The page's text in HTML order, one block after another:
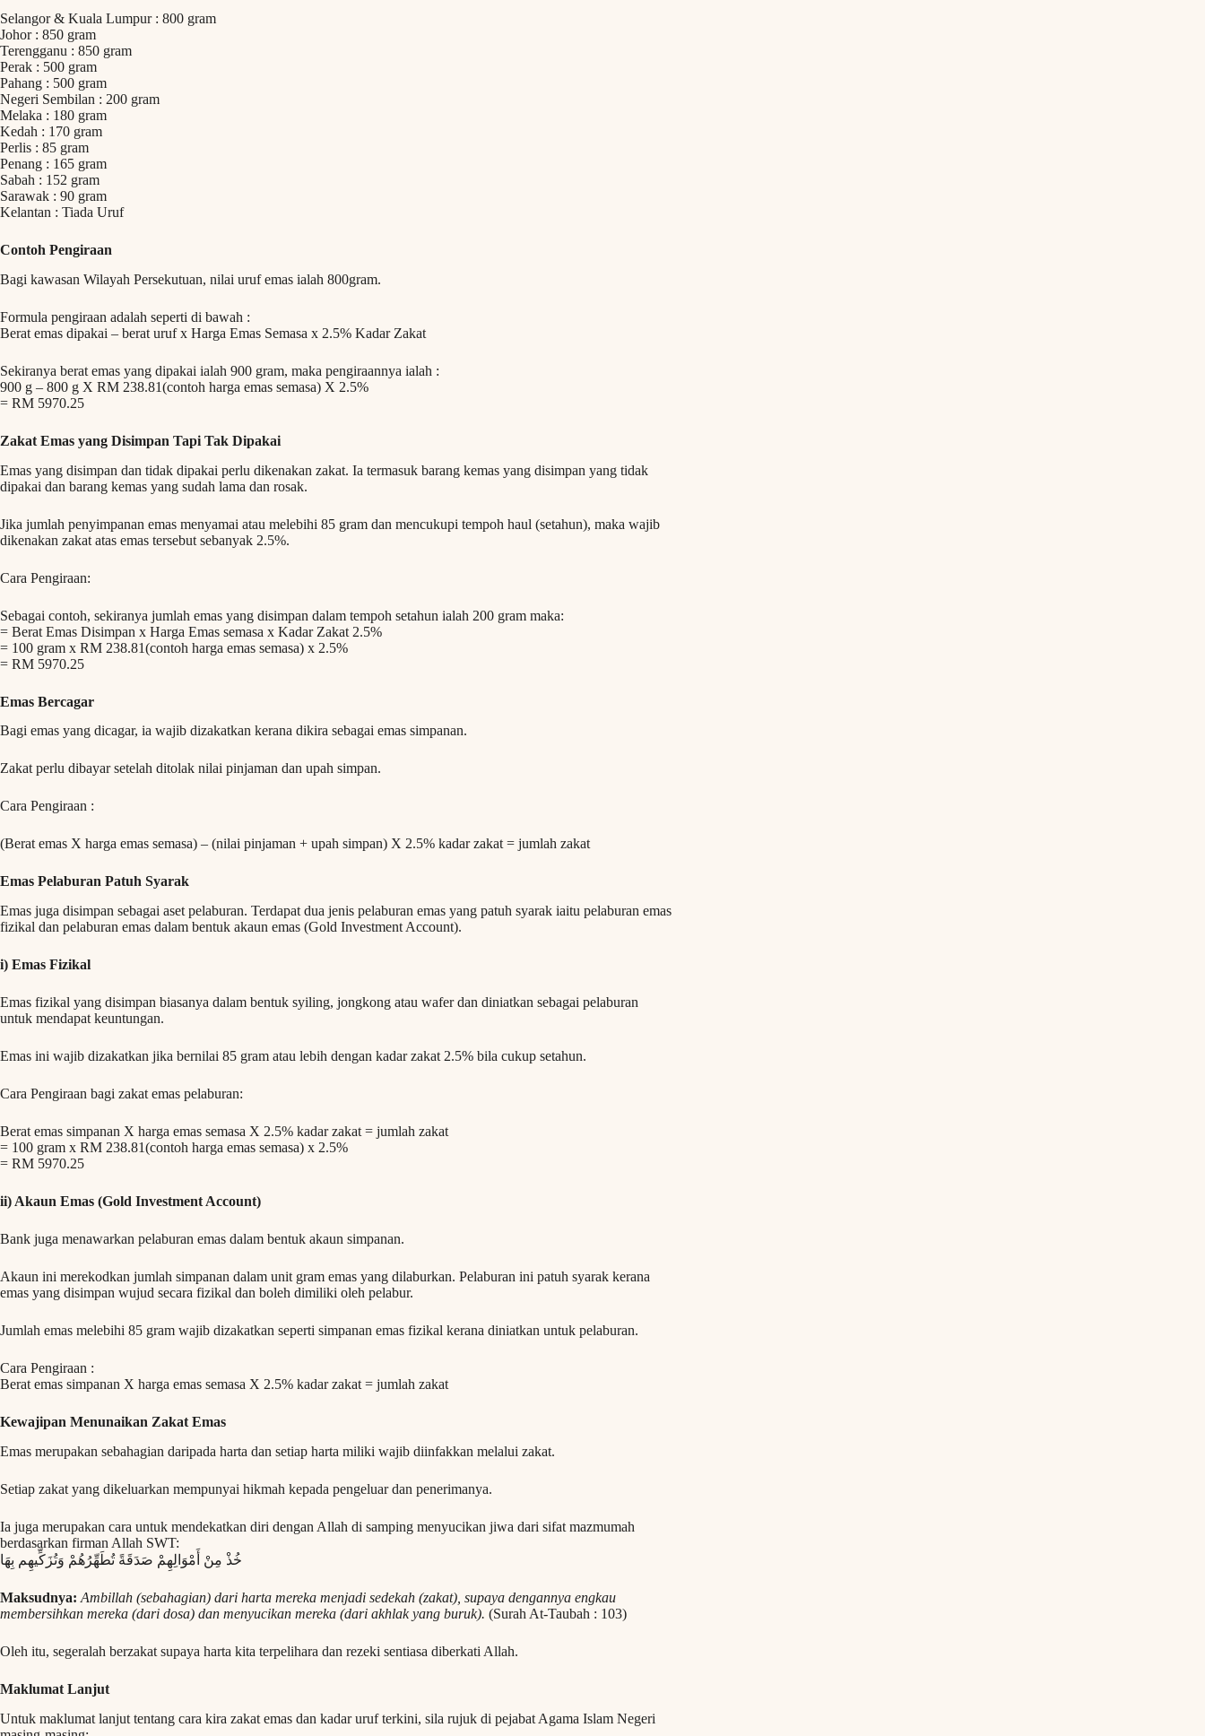
Selangor & Kuala Lumpur : 800 gram
Johor : 850 gram
Terengganu : 850 gram
Perak : 500 gram
Pahang : 500 gram
Negeri Sembilan : 200 gram
Melaka : 180 gram
Kedah : 170 gram
Perlis : 85 gram
Penang : 165 gram
Sabah : 152 gram
Sarawak : 90 gram
Kelantan : Tiada Uruf
Contoh Pengiraan
Bagi kawasan Wilayah Persekutuan, nilai uruf emas ialah 800gram.
Formula pengiraan adalah seperti di bawah :
Berat emas dipakai – berat uruf x Harga Emas Semasa x 2.5% Kadar Zakat
Sekiranya berat emas yang dipakai ialah 900 gram, maka pengiraannya ialah :
900 g – 800 g X RM 238.81(contoh harga emas semasa) X 2.5%
= RM 5970.25
Zakat Emas yang Disimpan Tapi Tak Dipakai
Emas yang disimpan dan tidak dipakai perlu dikenakan zakat. Ia termasuk barang kemas yang disimpan yang tidak
dipakai dan barang kemas yang sudah lama dan rosak.
Jika jumlah penyimpanan emas menyamai atau melebihi 85 gram dan mencukupi tempoh haul (setahun), maka wajib
dikenakan zakat atas emas tersebut sebanyak 2.5%.
Cara Pengiraan:
Sebagai contoh, sekiranya jumlah emas yang disimpan dalam tempoh setahun ialah 200 gram maka:
= Berat Emas Disimpan x Harga Emas semasa x Kadar Zakat 2.5%
= 100 gram x RM 238.81(contoh harga emas semasa) x 2.5%
= RM 5970.25
Emas Bercagar
Bagi emas yang dicagar, ia wajib dizakatkan kerana dikira sebagai emas simpanan.
Zakat perlu dibayar setelah ditolak nilai pinjaman dan upah simpan.
Cara Pengiraan :
(Berat emas X harga emas semasa) – (nilai pinjaman + upah simpan) X 2.5% kadar zakat = jumlah zakat
Emas Pelaburan Patuh Syarak
Emas juga disimpan sebagai aset pelaburan. Terdapat dua jenis pelaburan emas yang patuh syarak iaitu pelaburan emas
fizikal dan pelaburan emas dalam bentuk akaun emas (Gold Investment Account).
i) Emas Fizikal
Emas fizikal yang disimpan biasanya dalam bentuk syiling, jongkong atau wafer dan diniatkan sebagai pelaburan
untuk mendapat keuntungan.
Emas ini wajib dizakatkan jika bernilai 85 gram atau lebih dengan kadar zakat 2.5% bila cukup setahun.
Cara Pengiraan bagi zakat emas pelaburan:
Berat emas simpanan X harga emas semasa X 2.5% kadar zakat = jumlah zakat
= 100 gram x RM 238.81(contoh harga emas semasa) x 2.5%
= RM 5970.25
ii) Akaun Emas (Gold Investment Account)
Bank juga menawarkan pelaburan emas dalam bentuk akaun simpanan.
Akaun ini merekodkan jumlah simpanan dalam unit gram emas yang dilaburkan. Pelaburan ini patuh syarak kerana
emas yang disimpan wujud secara fizikal dan boleh dimiliki oleh pelabur.
Jumlah emas melebihi 85 gram wajib dizakatkan seperti simpanan emas fizikal kerana diniatkan untuk pelaburan.
Cara Pengiraan :
Berat emas simpanan X harga emas semasa X 2.5% kadar zakat = jumlah zakat
Kewajipan Menunaikan Zakat Emas
Emas merupakan sebahagian daripada harta dan setiap harta miliki wajib diinfakkan melalui zakat.
Setiap zakat yang dikeluarkan mempunyai hikmah kepada pengeluar dan penerimanya.
Ia juga merupakan cara untuk mendekatkan diri dengan Allah di samping menyucikan jiwa dari sifat mazmumah
berdasarkan firman Allah SWT:
خُذْ مِنْ أَمْوَالِهِمْ صَدَقَةً تُطَهِّرُهُمْ وَتُزَكِّيهِم بِهَا
Maksudnya: Ambillah (sebahagian) dari harta mereka menjadi sedekah (zakat), supaya dengannya engkau
membersihkan mereka (dari dosa) dan menyucikan mereka (dari akhlak yang buruk). (Surah At-Taubah : 103)
Oleh itu, segeralah berzakat supaya harta kita terpelihara dan rezeki sentiasa diberkati Allah.
Maklumat Lanjut
Untuk maklumat lanjut tentang cara kira zakat emas dan kadar uruf terkini, sila rujuk di pejabat Agama Islam Negeri